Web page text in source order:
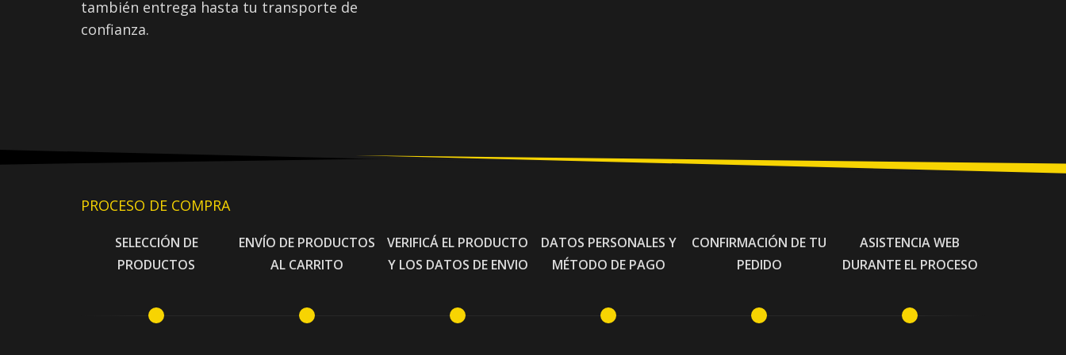
también entrega hasta tu transporte de
confianza.
PROCESO DE COMPRA
SELECCIÓN DE
PRODUCTOS
ENVÍO DE PRODUCTOS
AL CARRITO
VERIFICÁ EL PRODUCTO
Y LOS DATOS DE ENVIO
DATOS PERSONALES Y
MÉTODO DE PAGO
CONFIRMACIÓN DE TU
PEDIDO
ASISTENCIA WEB
DURANTE EL PROCESO